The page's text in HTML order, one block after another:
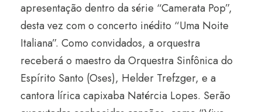
apresentação dentro da série “Camerata Pop”,
desta vez com o concerto inédito “Uma Noite
Italiana”. Como convidados, a orquestra
receberá o maestro da Orquestra Sinfônica do
Espírito Santo (Oses), Helder Trefzger, e a
cantora lírica capixaba Natércia Lopes. Serão